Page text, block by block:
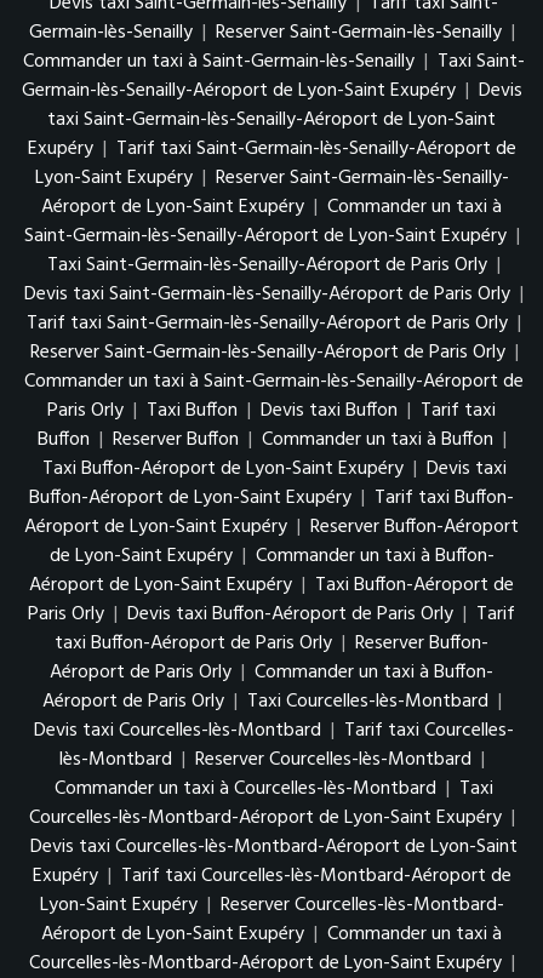
Germain-lès-Senailly | Reserver Saint-Germain-lès-Senailly |
Commander un taxi à Saint-Germain-lès-Senailly | Taxi Saint-
Germain-lès-Senailly-Aéroport de Lyon-Saint Exupéry | Devis
taxi Saint-Germain-lès-Senailly-Aéroport de Lyon-Saint
Exupéry | Tarif taxi Saint-Germain-lès-Senailly-Aéroport de
Lyon-Saint Exupéry | Reserver Saint-Germain-lès-Senailly-
Aéroport de Lyon-Saint Exupéry | Commander un taxi à
Saint-Germain-lès-Senailly-Aéroport de Lyon-Saint Exupéry |
Taxi Saint-Germain-lès-Senailly-Aéroport de Paris Orly |
Devis taxi Saint-Germain-lès-Senailly-Aéroport de Paris Orly |
Tarif taxi Saint-Germain-lès-Senailly-Aéroport de Paris Orly |
Reserver Saint-Germain-lès-Senailly-Aéroport de Paris Orly |
Commander un taxi à Saint-Germain-lès-Senailly-Aéroport de
Paris Orly | Taxi Buffon | Devis taxi Buffon | Tarif taxi
Buffon | Reserver Buffon | Commander un taxi à Buffon |
Taxi Buffon-Aéroport de Lyon-Saint Exupéry | Devis taxi
Buffon-Aéroport de Lyon-Saint Exupéry | Tarif taxi Buffon-
Aéroport de Lyon-Saint Exupéry | Reserver Buffon-Aéroport
de Lyon-Saint Exupéry | Commander un taxi à Buffon-
Aéroport de Lyon-Saint Exupéry | Taxi Buffon-Aéroport de
Paris Orly | Devis taxi Buffon-Aéroport de Paris Orly | Tarif
taxi Buffon-Aéroport de Paris Orly | Reserver Buffon-
Aéroport de Paris Orly | Commander un taxi à Buffon-
Aéroport de Paris Orly | Taxi Courcelles-lès-Montbard |
Devis taxi Courcelles-lès-Montbard | Tarif taxi Courcelles-
lès-Montbard | Reserver Courcelles-lès-Montbard |
Commander un taxi à Courcelles-lès-Montbard | Taxi
Courcelles-lès-Montbard-Aéroport de Lyon-Saint Exupéry |
Devis taxi Courcelles-lès-Montbard-Aéroport de Lyon-Saint
Exupéry | Tarif taxi Courcelles-lès-Montbard-Aéroport de
Lyon-Saint Exupéry | Reserver Courcelles-lès-Montbard-
Aéroport de Lyon-Saint Exupéry | Commander un taxi à
Courcelles-lès-Montbard-Aéroport de Lyon-Saint Exupéry |